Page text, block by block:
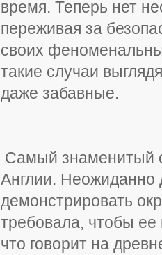
время. Теперь нет
переживая за
своих
такие случаи
даже забавные.
Самый знаменитый
Англии. Неожиданно
демонстрировать
требовала, чтобы
что говорит на